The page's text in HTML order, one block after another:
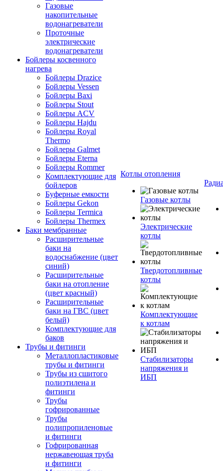
Газовые
накопительные
водонагреватели
Проточные
электрические
водонагреватели
Бойлеры косвенного
нагрева
Бойлеры Drazice
Бойлеры Vessen
Бойлеры Baxi
Бойлеры Stout
Бойлеры ACV
Бойлеры Hajdu
Бойлеры Royal
Thermo
Бойлеры Galmet
Бойлеры Eterna
Бойлеры Rommer
Комплектующие для
бойлеров
Буферные емкости
Бойлеры Gekon
Бойлеры Termica
Бойлеры Thermex
Баки мембранные
Расширительные
баки на
водоснабжение (цвет
синий)
Расширительные
баки на отопление
(цвет красный)
Расширительные
баки на ГВС (цвет
белый)
Комплектующие для
баков
Трубы и фитинги
Металлопластиковые
трубы и фитинги
Трубы из сшитого
полиэтилена и
фитинги
Трубы
гофрированные
Трубы
полипропиленовые
и фитинги
Гофрированная
нержавеющая труба
и фитинги
Котлы отопления
Газовые котлы
Электрические
котлы
Твердотопливные
котлы
Комплектующие
к котлам
Стабилизаторы
напряжения и
ИБП